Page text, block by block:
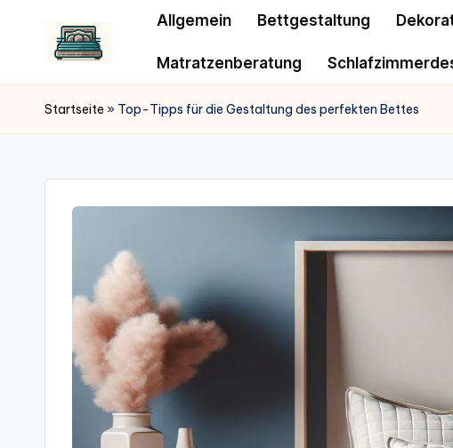
Allgemein Bettgestaltung
Matratzenberatung
Startseite » Top-Tipps für die Gestaltung des perfekten Bettes